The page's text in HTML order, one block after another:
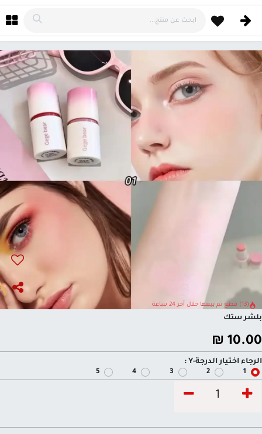
(13) قطع تم بيعها خلال آخر 24 ساعة
بلشر ستك
10.00
₪
الرجاء اختيار الدرجة-Y :
1
2
3
4
5